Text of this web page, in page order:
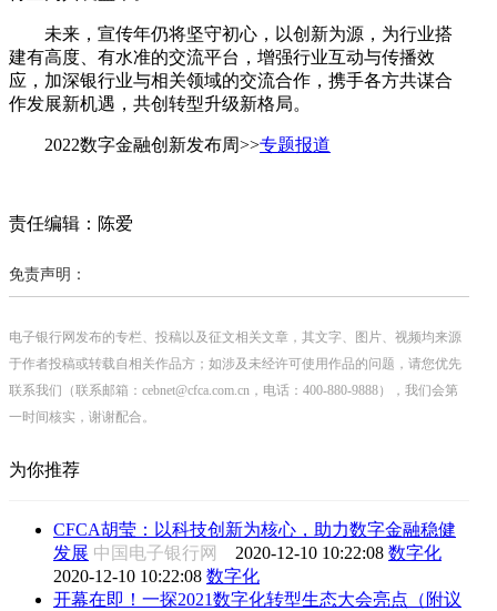
未来，宣传年仍将坚守初心，以创新为源，为行业搭
建有高度、有水准的交流平台，增强行业互动与传播效
应，加深银行业与相关领域的交流合作，携手各方共谋合
作发展新机遇，共创转型升级新格局。
2022数字金融创新发布周>>专题报道
责任编辑：陈爱
免责声明：
电子银行网发布的专栏、投稿以及征文相关文章，其文字、图片、视频均来源
于作者投稿或转载自相关作品方；如涉及未经许可使用作品的问题，请您优先
联系我们（联系邮箱：cebnet@cfca.com.cn，电话：400-880-9888），我们会第
一时间核实，谢谢配合。
为你推荐
CFCA胡莹：以科技创新为核心，助力数字金融稳健
发展 中国电子银行网 2020-12-10 10:22:08 数字化
2020-12-10 10:22:08 数字化
开幕在即！一探2021数字化转型生态大会亮点（附议